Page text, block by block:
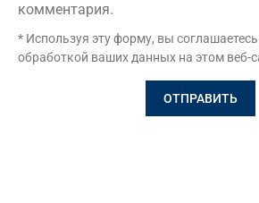
комментария.
* Используя эту форму, вы
обработкой ваших данных на этом веб-